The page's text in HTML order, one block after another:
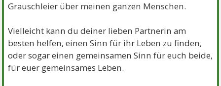
Grauschleier über meinen ganzen Menschen.
Vielleicht kann du deiner lieben Partnerin am
besten helfen, einen Sinn für ihr Leben zu finden,
oder sogar einen gemeinsamen Sinn für euch beide,
für euer gemeinsames Leben.